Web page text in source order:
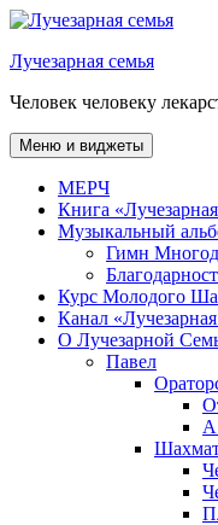
Перейти
содержимому
Лучезарная семья
Человек человеку
Меню и виджеты
МЕРЧ
Книга
Музыкальный
Гимн
Курс Молодого
Канал
О Лучезарной
Павел
А